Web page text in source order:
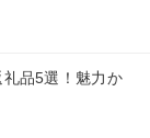
品5選！魅力か